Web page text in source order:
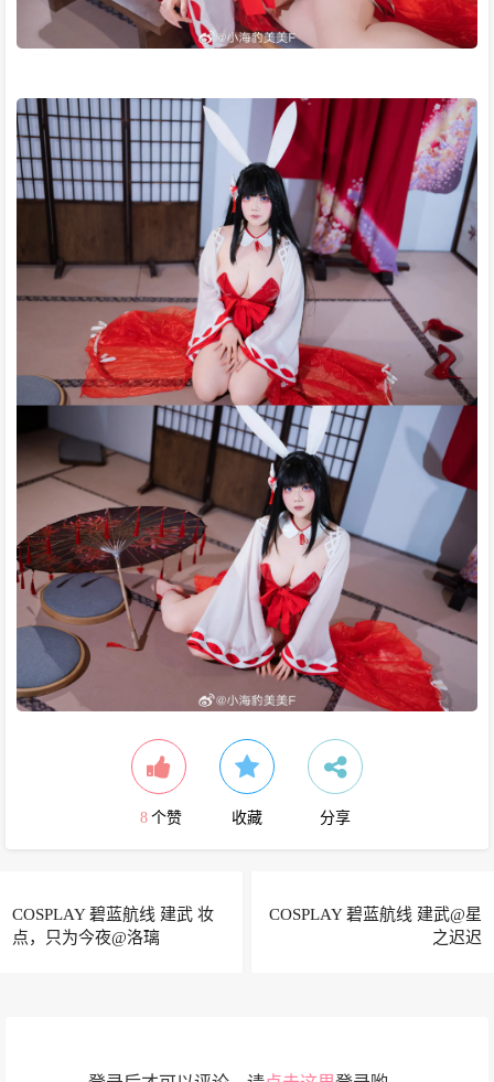
8 个赞 收藏 分享
COSPLAY 碧蓝航线 建武 妆
点，只为今夜@洛璃
COSPLAY 碧蓝航线 建武@星
之迟迟